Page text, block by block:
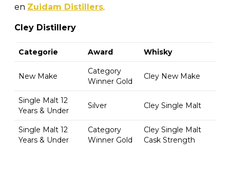
en Zuidam Distillers.
Cley Distillery
Categorie Award Whisky
New Make
Category
Winner Gold
Cley New Make
Single Malt 12
Years & Under
Silver Cley Single Malt
Single Malt 12
Years & Under
Category
Winner Gold
Cley Single Malt
Cask Strength